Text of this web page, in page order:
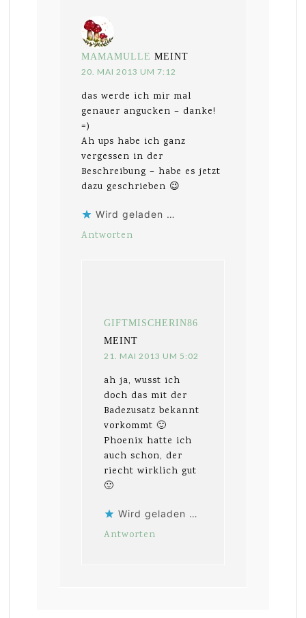
MAMAMULLE MEINT
20. MAI 2013 UM 7:12
das werde ich mir mal
genauer angucken – danke!
=)
Ah ups habe ich ganz
vergessen in der
Beschreibung – habe es jetzt
dazu geschrieben 😉
Wird geladen …
Antworten
GIFTMISCHERIN86
MEINT
21. MAI 2013 UM 5:02
ah ja, wusst ich
doch das mit der
Badezusatz bekannt
vorkommt 🙂
Phoenix hatte ich
auch schon, der
riecht wirklich gut
🙂
Wird geladen …
Antworten